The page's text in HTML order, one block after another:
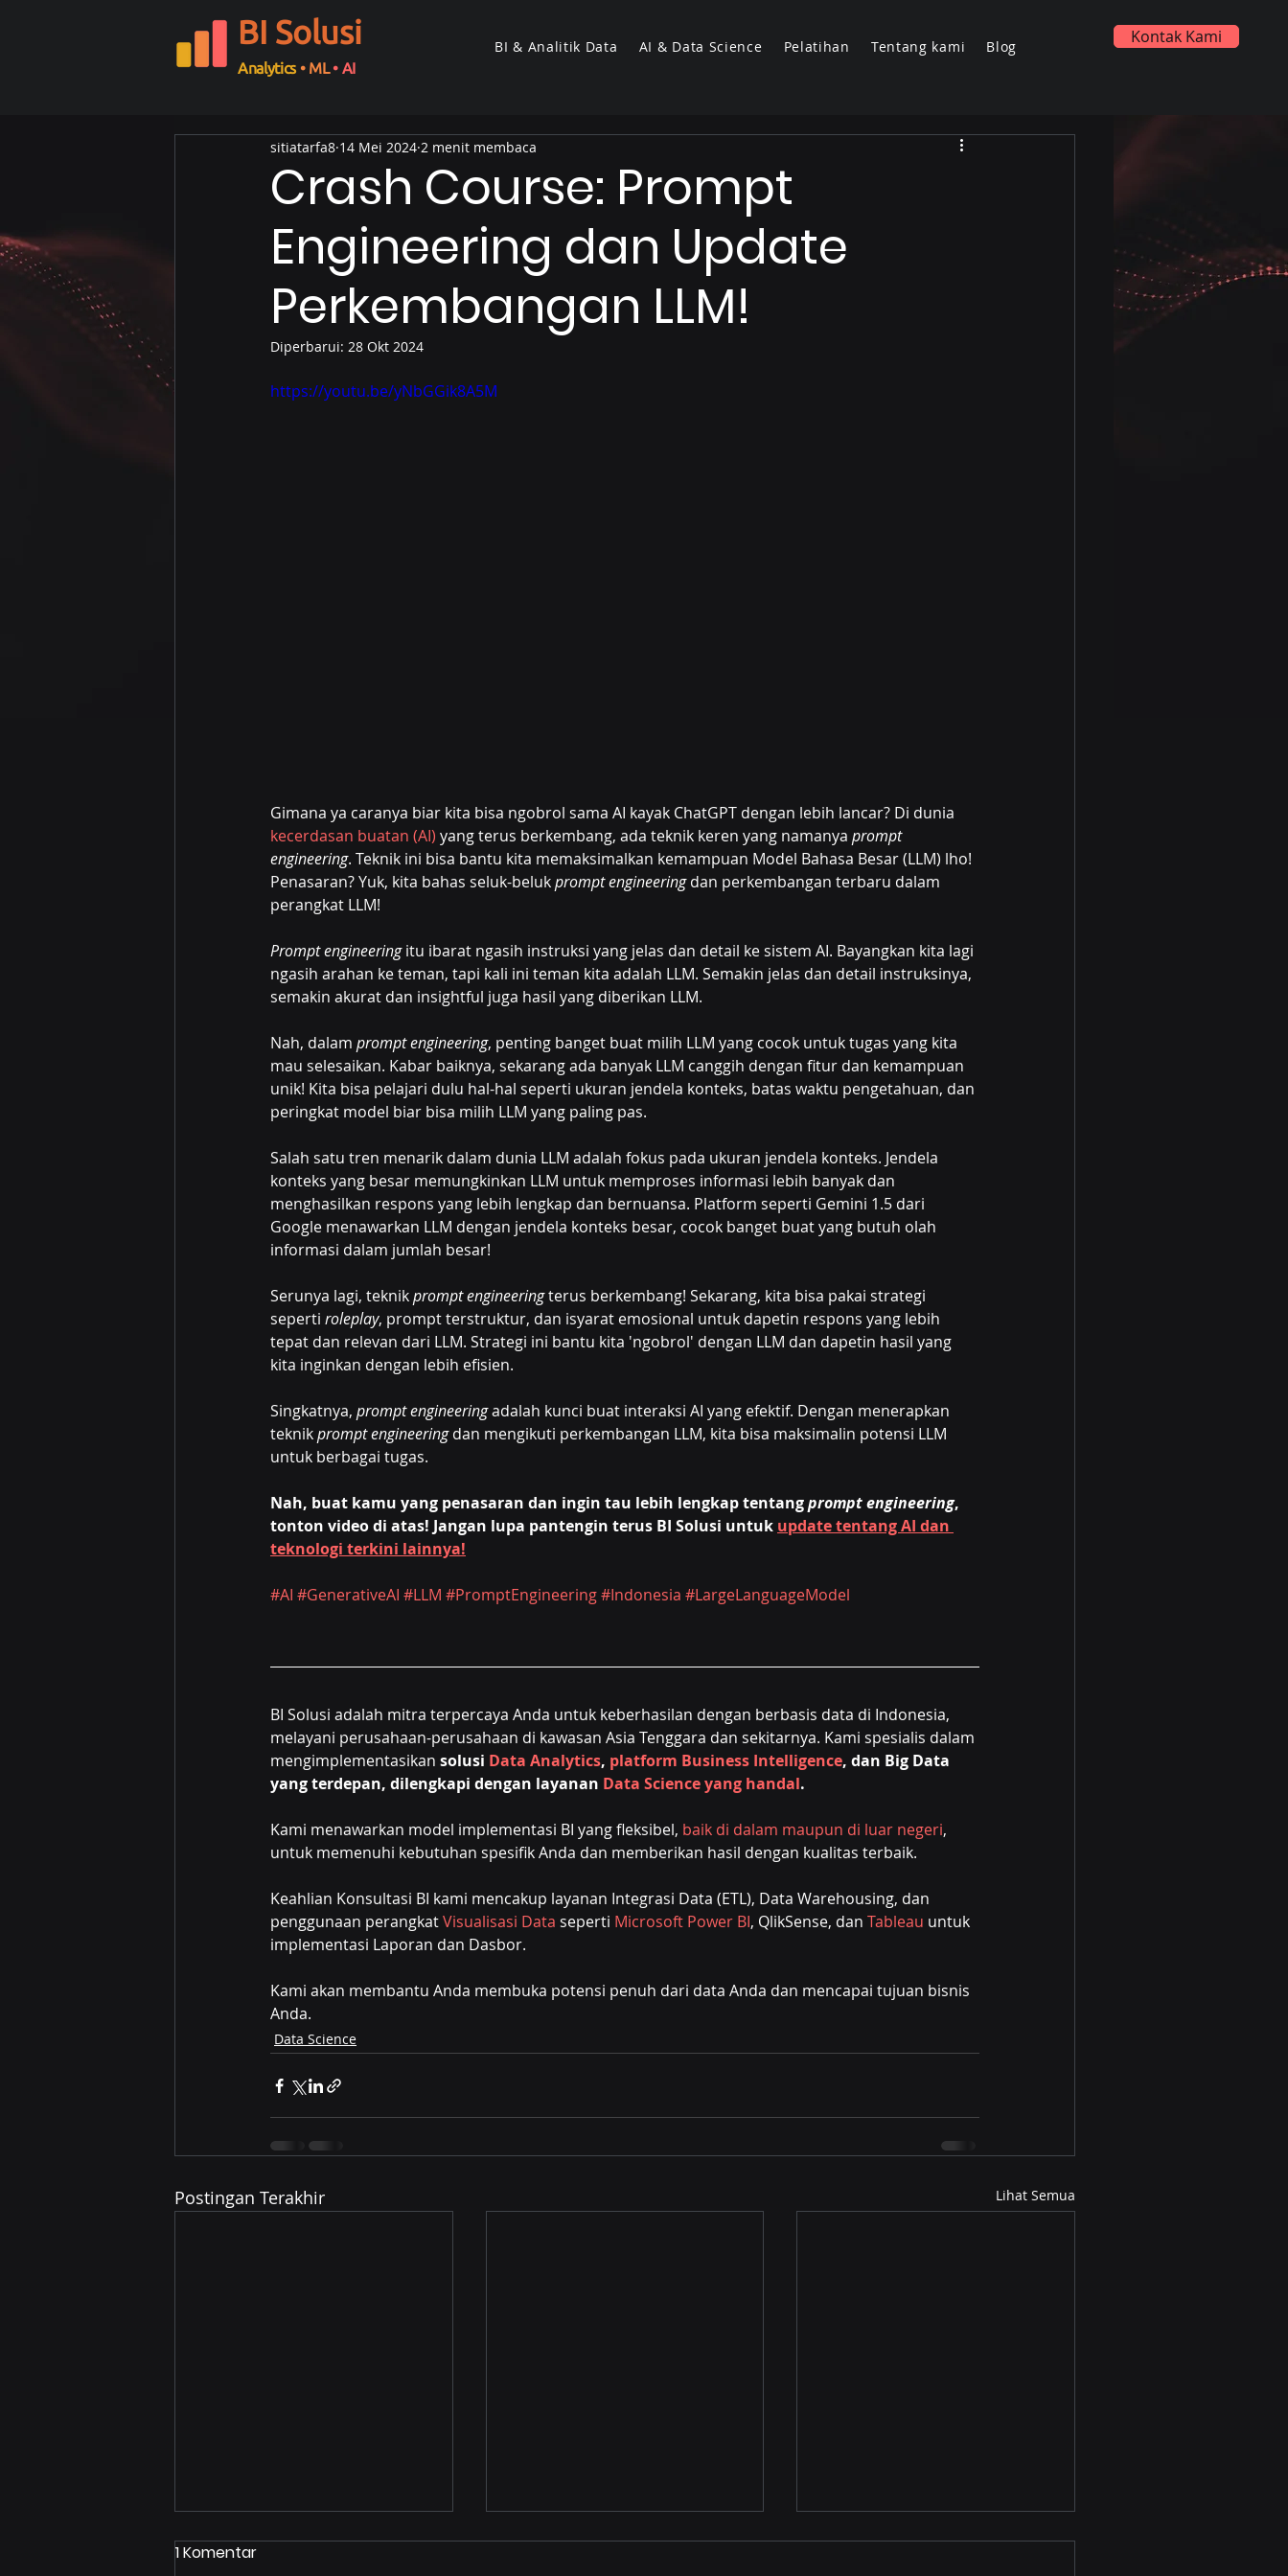
BI Solusi
Analytics • ML• AI
BI & Analitik Data AI & Data Science Pelatihan Tentang kami Blog Kontak Kami
Crash Course: Prompt
Engineering dan Update
Perkembangan LLM!
sitiatarfa8 14 Mei 2024 2 menit membaca
Diperbarui: 28 Okt 2024
https://youtu.be/yNbGGik8A5M
Gimana ya caranya biar kita bisa ngobrol sama AI kayak ChatGPT dengan lebih lancar? Di dunia
kecerdasan buatan (AI) yang terus berkembang, ada teknik keren yang namanya prompt
engineering. Teknik ini bisa bantu kita memaksimalkan kemampuan Model Bahasa Besar (LLM) lho!
Penasaran? Yuk, kita bahas seluk-beluk prompt engineering dan perkembangan terbaru dalam
perangkat LLM!
Prompt engineering itu ibarat ngasih instruksi yang jelas dan detail ke sistem AI. Bayangkan kita lagi
ngasih arahan ke teman, tapi kali ini teman kita adalah LLM. Semakin jelas dan detail instruksinya,
semakin akurat dan insightful juga hasil yang diberikan LLM.
Nah, dalam prompt engineering, penting banget buat milih LLM yang cocok untuk tugas yang kita
mau selesaikan. Kabar baiknya, sekarang ada banyak LLM canggih dengan fitur dan kemampuan
unik! Kita bisa pelajari dulu hal-hal seperti ukuran jendela konteks, batas waktu pengetahuan, dan
peringkat model biar bisa milih LLM yang paling pas.
Salah satu tren menarik dalam dunia LLM adalah fokus pada ukuran jendela konteks. Jendela
konteks yang besar memungkinkan LLM untuk memproses informasi lebih banyak dan
menghasilkan respons yang lebih lengkap dan bernuansa. Platform seperti Gemini 1.5 dari
Google menawarkan LLM dengan jendela konteks besar, cocok banget buat yang butuh olah
informasi dalam jumlah besar!
Serunya lagi, teknik prompt engineering terus berkembang! Sekarang, kita bisa pakai strategi
seperti roleplay, prompt terstruktur, dan isyarat emosional untuk dapetin respons yang lebih
tepat dan relevan dari LLM. Strategi ini bantu kita 'ngobrol' dengan LLM dan dapetin hasil yang
kita inginkan dengan lebih efisien.
Singkatnya, prompt engineering adalah kunci buat interaksi AI yang efektif. Dengan menerapkan
teknik prompt engineering dan mengikuti perkembangan LLM, kita bisa maksimalin potensi LLM
untuk berbagai tugas.
Nah, buat kamu yang penasaran dan ingin tau lebih lengkap tentang prompt engineering,
tonton video di atas! Jangan lupa pantengin terus BI Solusi untuk update tentang AI dan
teknologi terkini lainnya!
#AI #GenerativeAI #LLM #PromptEngineering#Indonesia #LargeLanguageModel
BI Solusi adalah mitra terpercaya Anda untuk keberhasilan dengan berbasis data di Indonesia,
melayani perusahaan-perusahaan di kawasan Asia Tenggara dan sekitarnya. Kami spesialis dalam
mengimplementasikan solusi Data Analytics, platform Business Intelligence, dan Big Data
yang terdepan, dilengkapi dengan layanan Data Science yang handal.
Kami menawarkan model implementasi BI yang fleksibel, baik di dalam maupun di luar negeri,
untuk memenuhi kebutuhan spesifik Anda dan memberikan hasil dengan kualitas terbaik.
Keahlian Konsultasi BI kami mencakup layanan Integrasi Data (ETL), Data Warehousing, dan
penggunaan perangkat Visualisasi Data seperti Microsoft Power BI, QlikSense, dan Tableau untuk
implementasi Laporan dan Dasbor.
Kami akan membantu Anda membuka potensi penuh dari data Anda dan mencapai tujuan bisnis
Anda.
Data Science
Postingan Terakhir Lihat Semua
1 Komentar